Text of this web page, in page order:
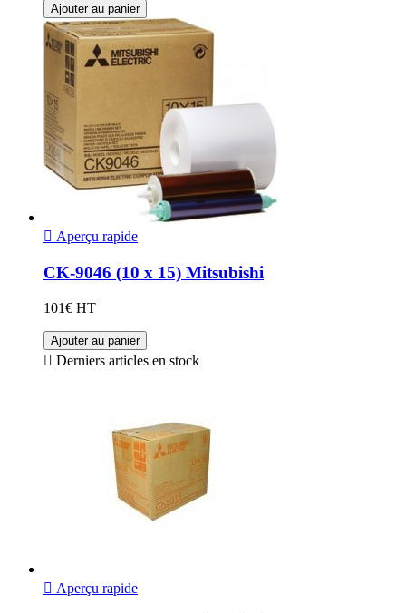
Ajouter au panier
 Aperçu rapide
CK-9046 (10 x 15) Mitsubishi
101€ HT
Ajouter au panier
 Derniers articles en stock
 Aperçu rapide